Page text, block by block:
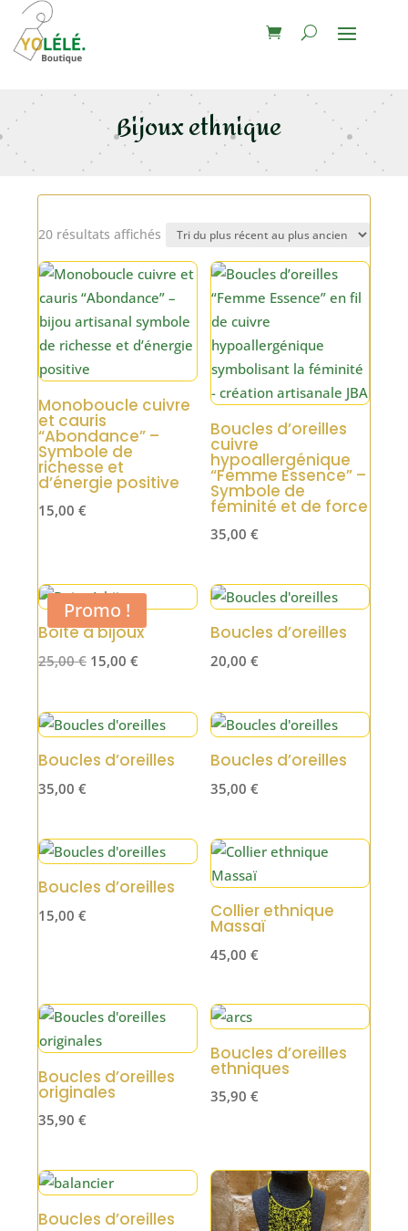
Bijoux ethnique
20 résultats affichésTrié
plus
récent
au
plus
Monoboucle cuivre
et cauris
“Abondance” –
Symbole de
richesse et
d’énergie positive
15,00 €
Boucles d’oreilles
cuivre
hypoallergénique
“Femme Essence” –
Symbole de
féminité et de force
35,00€
Promo !
Boite à bijoux
25,00€ Le
était :
25,00 €.
15,00 €Le
est :
15,00 €.
Boucles d’oreilles
20,00€
Boucles d’oreilles
35,00 €
Boucles d’oreilles
35,00€
Boucles d’oreilles
15,00 € Collier ethnique
Massaï
45,00€
Boucles d’oreilles
originales
35,90 €
Boucles d’oreilles
ethniques
35,90€
Boucles d’oreilles